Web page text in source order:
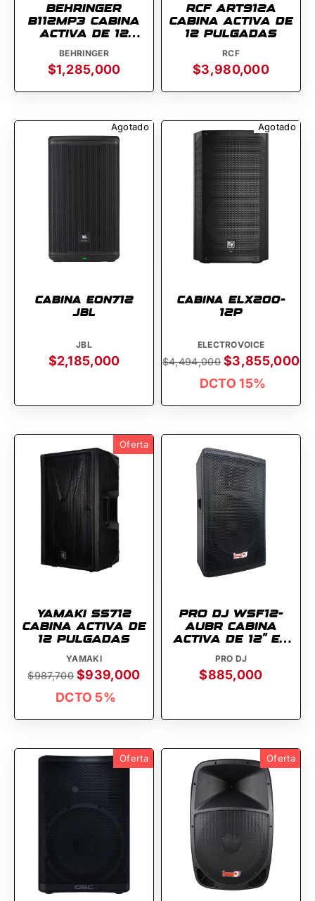
BEHRINGER
B112MP3 CABINA
ACTIVA DE 12
REPRODUCTOR
USB
BEHRINGER
$1,285,000
RCF ART912A
CABINA ACTIVA DE
12 PULGADAS
RCF
$3,980,000
Agotado
Cabina eon712
jbl
JBL
$2,185,000
Agotado
Cabina ELX200-
12P
ELECTROVOICE
$4,494,000 $3,855,000
DCTO 15%
Oferta
YAMAKI SS712
CABINA ACTIVA DE
12 PULGADAS
YAMAKI
$987,700 $939,000
DCTO 5%
PRO DJ WSF12-
AUBR CABINA
ACTIVA DE 12'' EN
PRO DJ
$885,000
Oferta Oferta